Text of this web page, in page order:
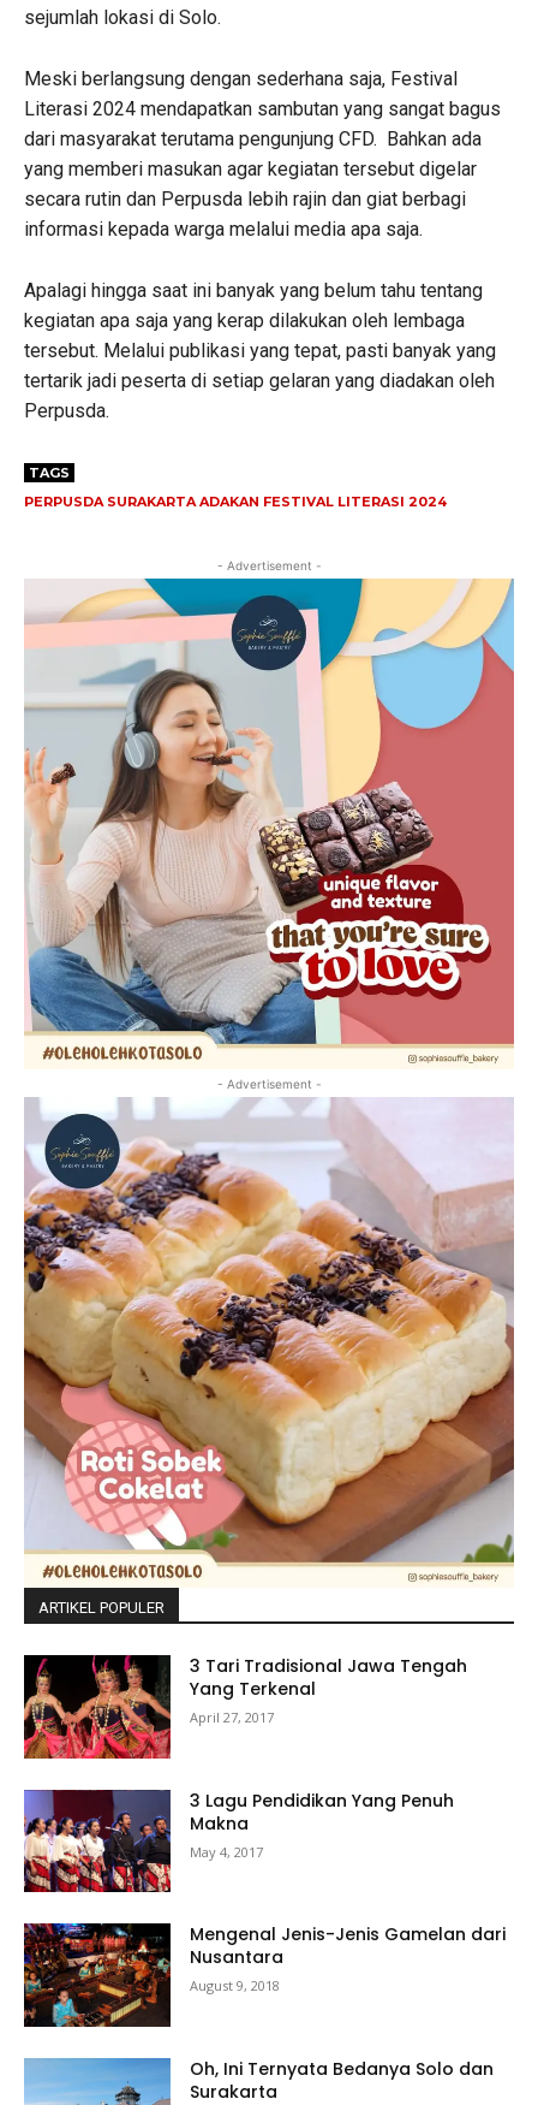
sejumlah lokasi di Solo.
Meski berlangsung dengan sederhana saja, Festival
Literasi 2024 mendapatkan sambutan yang sangat bagus
dari masyarakat terutama pengunjung CFD. Bahkan ada
yang memberi masukan agar kegiatan tersebut digelar
secara rutin dan Perpusda lebih rajin dan giat berbagi
informasi kepada warga melalui media apa saja.
Apalagi hingga saat ini banyak yang belum tahu tentang
kegiatan apa saja yang kerap dilakukan oleh lembaga
tersebut. Melalui publikasi yang tepat, pasti banyak yang
tertarik jadi peserta di setiap gelaran yang diadakan oleh
Perpusda.
TAGS
PERPUSDA SURAKARTA ADAKAN FESTIVAL LITERASI 2024
- Advertisement -
- Advertisement -
ARTIKEL POPULER
3 Tari Tradisional Jawa Tengah
Yang Terkenal
April 27, 2017
3 Lagu Pendidikan Yang Penuh
Makna
May 4, 2017
Mengenal Jenis-Jenis Gamelan dari
Nusantara
August 9, 2018
Oh, Ini Ternyata Bedanya Solo dan
Surakarta